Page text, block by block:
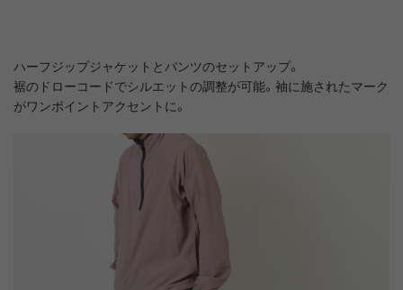
ハーフジップジャケットとパンツのセットアップ。
裾のドローコードでシルエットの調整が可能。袖に施されたマーク
がワンポイントアクセントに。